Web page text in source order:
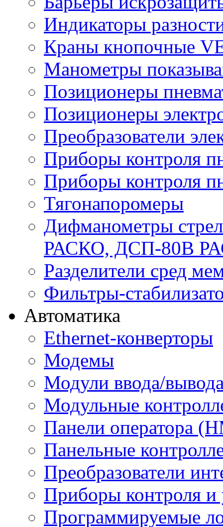
Индикаторы
Краны кнопочные
Манометры
Позиционеры
Позиционеры
Преобразователи
Приборы контроля
Приборы контроля
Тягонапоромеры
Дифманометры
РАСКО, ДСП-80В
Разделители сред
Фильтры-
Автоматика
Ethernet-конверторы
Модемы
Модули ввода/
Модульные
Панели оператора
Панельные
Преобразователи
Приборы контроля и
Программируемые